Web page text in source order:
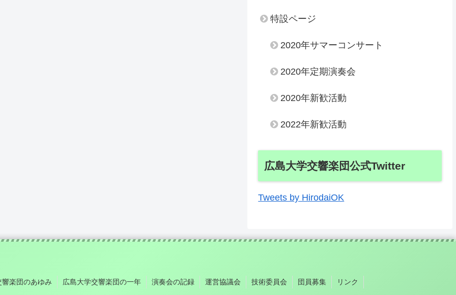
特設ページ
2020年サマーコンサート
2020年定期演奏会
2020年新歓活動
2022年新歓活動
広島大学交響楽団公式Twitter
Tweets by HirodaiOK
響楽団のあゆみ 広島大学交響楽団の一年 演奏会の記録 運営協議会 技術委員会 団員募集 リンク